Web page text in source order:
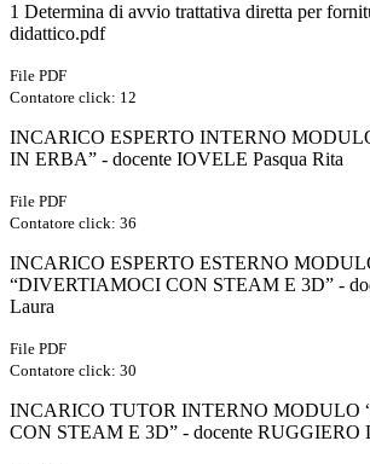
1 Determina di avvio trattativa diretta per
didattico.pdf
File PDF
Contatore click: 12
INCARICO ESPERTO INTERNO
IN ERBA” - docente IOVELE Pasqua Rita
File PDF
Contatore click: 36
INCARICO ESPERTO ESTERNO
“DIVERTIAMOCI CON STEAM E 3D” -
Laura
File PDF
Contatore click: 30
INCARICO TUTOR INTERNO MODULO
CON STEAM E 3D” - docente RUGGIERO